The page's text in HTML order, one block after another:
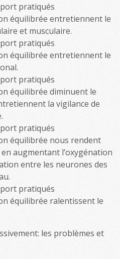
pratiqués
équilibrée entretiennent le
et musculaire.
pratiqués
équilibrée entretiennent le
pratiqués
équilibrée diminuent le
la vigilance de
pratiqués
équilibrée nous rendent
augmentant l’oxygénation
entre les neurones des
pratiqués
équilibrée ralentissent le
les problèmes et